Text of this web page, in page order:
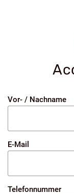
Vor- / Nachname
E-Mail
Telefonnummer